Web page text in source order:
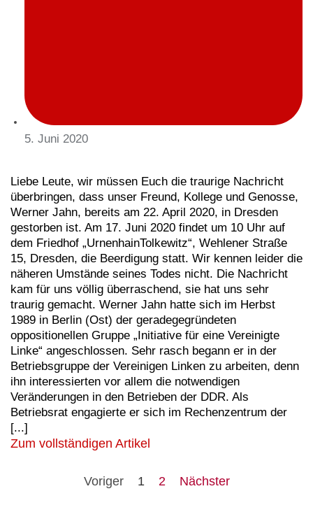
5. Juni 2020
Liebe Leute, wir müssen Euch die traurige Nachricht
überbringen, dass unser Freund, Kollege und Genosse,
Werner Jahn, bereits am 22. April 2020, in Dresden
gestorben ist. Am 17. Juni 2020 findet um 10 Uhr auf
dem Friedhof „UrnenhainTolkewitz“, Wehlener Straße
15, Dresden, die Beerdigung statt. Wir kennen leider die
näheren Umstände seines Todes nicht. Die Nachricht
kam für uns völlig überraschend, sie hat uns sehr
traurig gemacht. Werner Jahn hatte sich im Herbst
1989 in Berlin (Ost) der geradegegründeten
oppositionellen Gruppe „Initiative für eine Vereinigte
Linke“ angeschlossen. Sehr rasch begann er in der
Betriebsgruppe der Vereinigen Linken zu arbeiten, denn
ihn interessierten vor allem die notwendigen
Veränderungen in den Betrieben der DDR. Als
Betriebsrat engagierte er sich im Rechenzentrum der
[...]
Zum vollständigen Artikel
Voriger 1 2 Nächster